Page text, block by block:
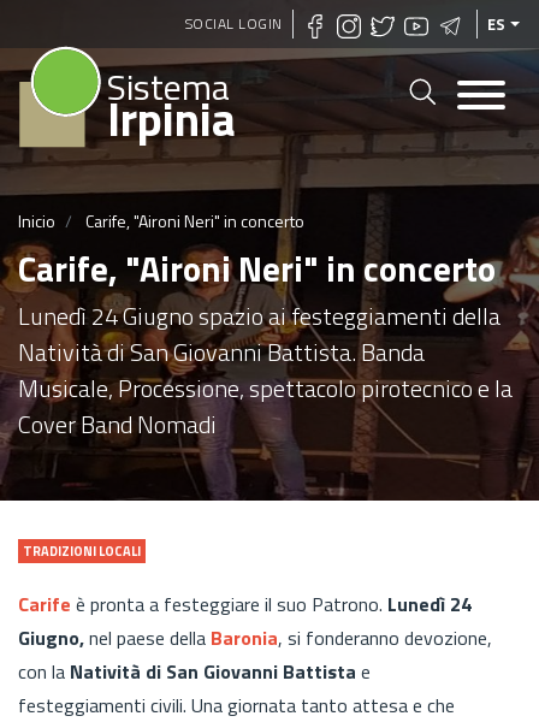
Pasar
al
SOCIAL LOGIN ES
Sistema
Irpinia
Inicio Carife, "Aironi Neri" in concerto
Carife, "Aironi Neri" in concerto
Lunedì 24 Giugno spazio ai festeggiamenti della
Natività di San Giovanni Battista. Banda
Musicale, Processione, spettacolo pirotecnico e la
Cover Band Nomadi
TRADIZIONI LOCALI
Carife è pronta a festeggiare il suo Patrono. Lunedì 24
Giugno,nel paese della Baronia, si fonderanno devozione,
con la Natività di San Giovanni Battista e
festeggiamenti civili. Una giornata tanto attesa e che